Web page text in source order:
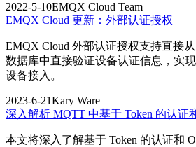
2022-5-10EMQX Cloud Team
EMQX Cloud 更新：外部认证授权
EMQX Cloud 外部认证授权支持直接从
数据库中直接验证设备认证信息，实
设备接入。
2023-6-21Kary Ware
深入解析 MQTT 中基于 Token 的认证
本文将深入了解基于 Token 的认证和